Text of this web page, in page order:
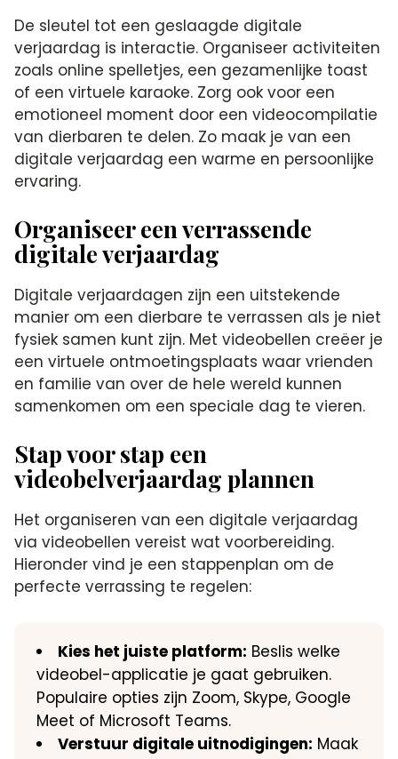
De sleutel tot een geslaagde digitale
verjaardag is interactie.​ Organiseer activiteiten
zoals online spelletjes, een gezamenlijke toast
of een virtuele karaoke.​ Zorg ook voor een
emotioneel moment door een videocompilatie
van dierbaren te delen.​ Zo maak je van een
digitale verjaardag een warme en persoonlijke
ervaring.​
Organiseer een verrassende
digitale verjaardag
Digitale verjaardagen zijn een uitstekende
manier om een dierbare te verrassen als je niet
fysiek samen kunt zijn.​ Met videobellen creëer je
een virtuele ontmoetingsplaats waar vrienden
en familie van over de hele wereld kunnen
samenkomen om een speciale dag te vieren.​
Stap voor stap een
videobelverjaardag plannen
Het organiseren van een digitale verjaardag
via videobellen vereist wat voorbereiding.​
Hieronder vind je een stappenplan om de
perfecte verrassing te regelen:
Kies het juiste platform: Beslis welke
videobel-applicatie je gaat gebruiken.​
Populaire opties zijn Zoom, Skype, Google
Meet of Microsoft Teams.​
Verstuur digitale uitnodigingen: Maak